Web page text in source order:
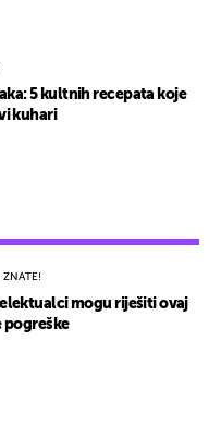
ZNATE!
mogu riješiti ovaj
pogreške
5 kultnih recepata koje
kuhari